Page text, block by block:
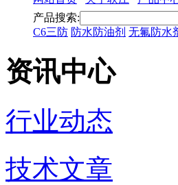
产品搜索:
C6三防 防水防油剂 无氟防水
资讯中心
行业动态
技术文章